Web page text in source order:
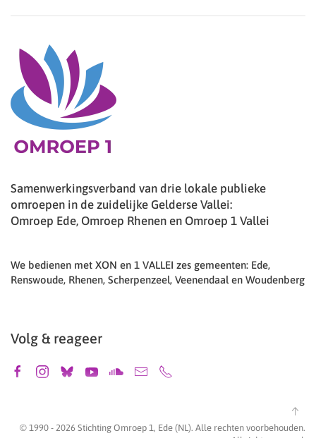
Samenwerkingsverband van drie lokale publieke
omroepen in de zuidelijke Gelderse Vallei:
Omroep Ede, Omroep Rhenen en Omroep 1 Vallei
We bedienen met XON en 1 VALLEI zes gemeenten: Ede,
Renswoude, Rhenen, Scherpenzeel, Veenendaal en Woudenberg
Volg & reageer
© 1990 - 2026 Stichting Omroep 1, Ede (NL). Alle rechten voorbehouden.